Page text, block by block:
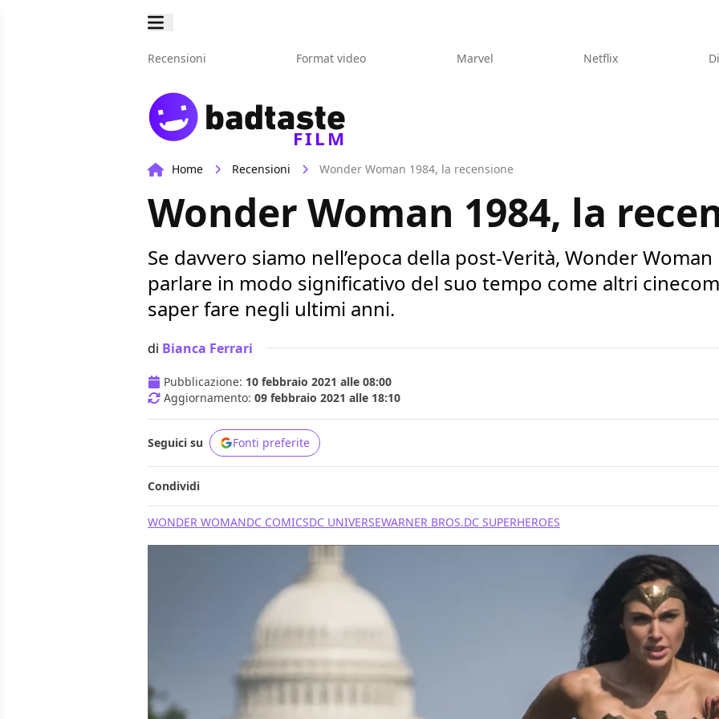
Recensioni Format video Marvel Netflix
FILM
Home Recensioni Wonder Woman 1984, la recensione
Wonder Woman 1984, la
Se davvero siamo nell’epoca della post-Verità, Wonder
parlare in modo significativo del suo tempo come altri
saper fare negli ultimi anni.
di Bianca Ferrari
Pubblicazione: 10 febbraio 2021 alle 08:00
Aggiornamento: 09 febbraio 2021 alle 18:10
Seguici su Fonti preferite
Condividi
WONDER WOMANDC COMICSDC UNIVERSEWARNER BROS.DC SUPERHEROES